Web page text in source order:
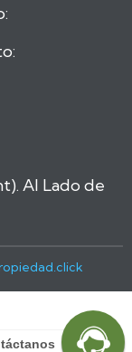
Al Lado de